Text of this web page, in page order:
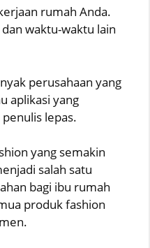
rumah Anda.
waktu-waktu lain
perusahaan yang
aplikasi yang
lepas.
yang semakin
salah satu
bagi ibu rumah
produk fashion